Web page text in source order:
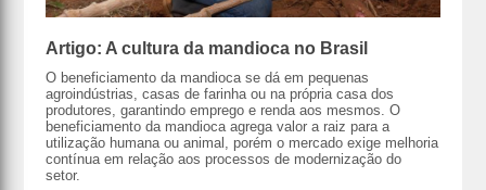
Artigo: A cultura da mandioca no Brasil
O beneficiamento da mandioca se dá em pequenas
agroindústrias, casas de farinha ou na própria casa dos
produtores, garantindo emprego e renda aos mesmos. O
beneficiamento da mandioca agrega valor a raiz para a
utilização humana ou animal, porém o mercado exige melhoria
contínua em relação aos processos de modernização do
setor.